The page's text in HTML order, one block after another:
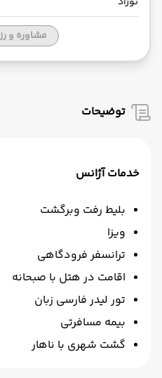
مشاوره و
توضیحات
خدمات آژانس
بلیط رفت وبرگشت
ویزا
ترانسفر فرودگاهی
اقامت در هتل با صبحانه
تور لیدر فارسی زبان
بیمه مسافرتی
گشت شهری با ناهار